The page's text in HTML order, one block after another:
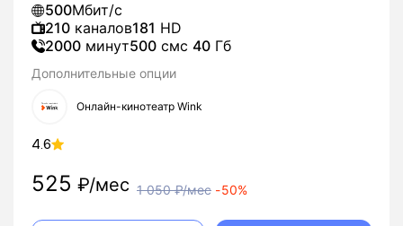
500Мбит/с
210 каналов181 HD
2000 минут500 смс 40 Гб
Дополнительные опции
Онлайн-кинотеатр Wink
4.6
525 ₽/мес 1 050₽/мес -50%